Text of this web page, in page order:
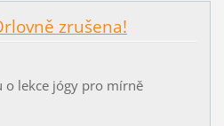
zrušena!
o lekce jógy pro mírně